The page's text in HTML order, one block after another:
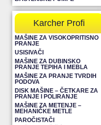
Karcher Profi
MAŠINE ZA VISOKOPRITISNO
PRANJE
USISIVAČI
MAŠINE ZA DUBINSKO
PRANJE TEPIHA I MEBLA
MAŠINE ZA PRANJE TVRDIH
PODOVA
DISK MAŠINE – ČETKARE ZA
PRANJE I POLIRANJE
MAŠINE ZA METENJE –
MEHANIČKE METLE
PAROČISTAČI